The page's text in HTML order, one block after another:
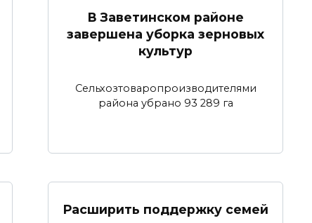
В Заветинском районе
завершена уборка зерновых
культур
Сельхозтоваропроизводителями
района убрано 93 289 га
Расширить поддержку семей